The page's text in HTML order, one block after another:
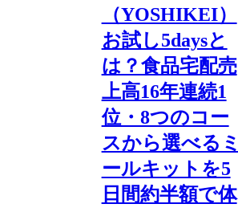
（YOSHIKEI）
お試し5daysと
は？食品宅配売
上高16年連続1
位・8つのコー
スから選べるミ
ールキットを5
日間約半額で体